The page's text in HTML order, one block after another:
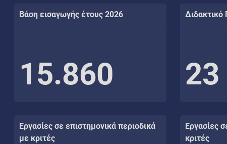
Βάση εισαγωγής έτους 2026
15.860 23
Εργασίες σε επιστημονικά περιοδικά
με κριτές
Εργασίες
κριτές